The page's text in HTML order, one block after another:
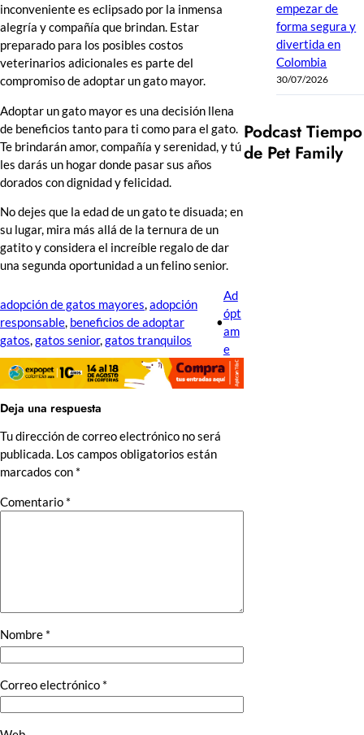
inconveniente es eclipsado por la inmensa
alegría y compañía que brindan. Estar
preparado para los posibles costos
veterinarios adicionales es parte del
compromiso de adoptar un gato mayor.
Adoptar un gato mayor es una decisión llena
de beneficios tanto para ti como para el gato.
Te brindarán amor, compañía y serenidad, y tú
les darás un hogar donde pasar sus años
dorados con dignidad y felicidad.
No dejes que la edad de un gato te disuada; en
su lugar, mira más allá de la ternura de un
gatito y considera el increíble regalo de dar
una segunda oportunidad a un felino senior.
adopción de gatos mayores, adopción
responsable, beneficios de adoptar
gatos, gatos senior, gatos tranquilos
•
Ad
ópt
am
e
Deja una respuesta
Tu dirección de correo electrónico no será
publicada. Los campos obligatorios están
marcados con *
Comentario *
Nombre *
Correo electrónico *
empezar de
forma segura y
divertida en
Colombia
30/07/2026
Podcast Tiempo
de Pet Family